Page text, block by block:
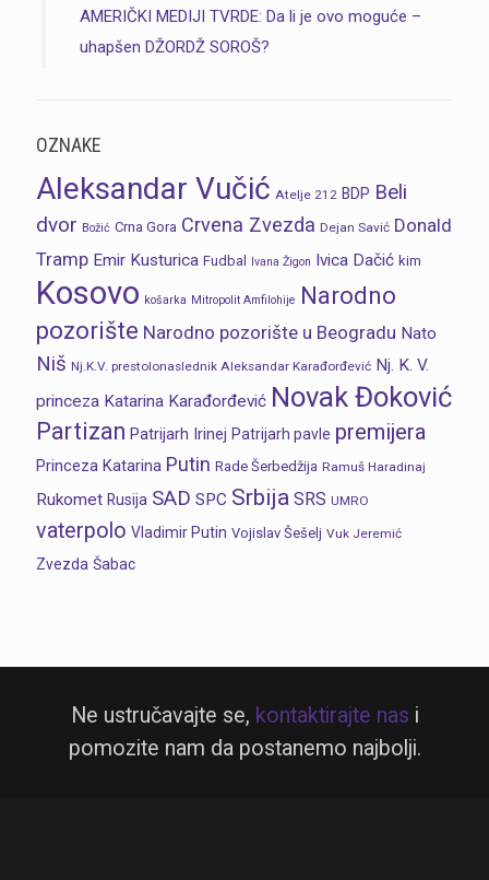
AMERIČKI MEDIJI TVRDE: Da li je ovo moguće –
uhapšen DŽORDŽ SOROŠ?
OZNAKE
Aleksandar Vučić Atelje 212 BDP Beli
dvor Božić Crna Gora Crvena Zvezda Dejan Savić Donald
Tramp Emir Kusturica Fudbal Ivana Žigon Ivica Dačić kim
Kosovo košarka Mitropolit Amfilohije Narodno
pozorište Narodno pozorište u Beogradu Nato
Niš Nj.K.V. prestolonaslednik Aleksandar Karađorđević Nj. K. V.
princeza Katarina Karađorđević Novak Đoković
Partizan Patrijarh Irinej Patrijarh pavle premijera
Princeza Katarina Putin Rade Šerbedžija Ramuš Haradinaj
Rukomet Rusija SAD SPC Srbija SRS UMRO
vaterpolo Vladimir Putin Vojislav Šešelj Vuk Jeremić
Zvezda Šabac
Ne ustručavajte se, kontaktirajte nas i
pomozite nam da postanemo najbolji.